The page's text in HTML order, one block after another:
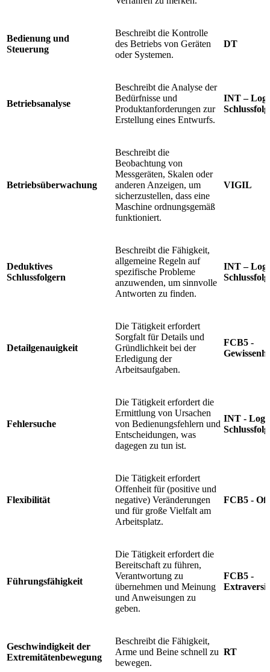
Bedienung und
Steuerung
Beschreibt die Kontrolle
des Betriebs von Geräten
oder Systemen.
DT
Betriebsanalyse
Beschreibt die Analyse der
Bedürfnisse und
Produktanforderungen zur
Erstellung eines Entwurfs.
INT –
Betriebsüberwachung
Beschreibt die
Beobachtung von
Messgeräten, Skalen oder
anderen Anzeigen, um
sicherzustellen, dass eine
Maschine ordnungsgemäß
funktioniert.
VIGIL
Deduktives
Schlussfolgern
Beschreibt die Fähigkeit,
allgemeine Regeln auf
spezifische Probleme
anzuwenden, um sinnvolle
Antworten zu finden.
INT –
Detailgenauigkeit
Die Tätigkeit erfordert
Sorgfalt für Details und
Gründlichkeit bei der
Erledigung der
Arbeitsaufgaben.
FCB5 -
Fehlersuche
Die Tätigkeit erfordert die
Ermittlung von Ursachen
von Bedienungsfehlern und
Entscheidungen, was
dagegen zu tun ist.
INT -
Flexibilität
Die Tätigkeit erfordert
Offenheit für (positive und
negative) Veränderungen
und für große Vielfalt am
Arbeitsplatz.
FCB5 -
Führungsfähigkeit
Die Tätigkeit erfordert die
Bereitschaft zu führen,
Verantwortung zu
übernehmen und Meinung
und Anweisungen zu
geben.
FCB5 -
Geschwindigkeit der
Extremitätenbewegung
Beschreibt die Fähigkeit,
Arme und Beine schnell zu
bewegen.
RT